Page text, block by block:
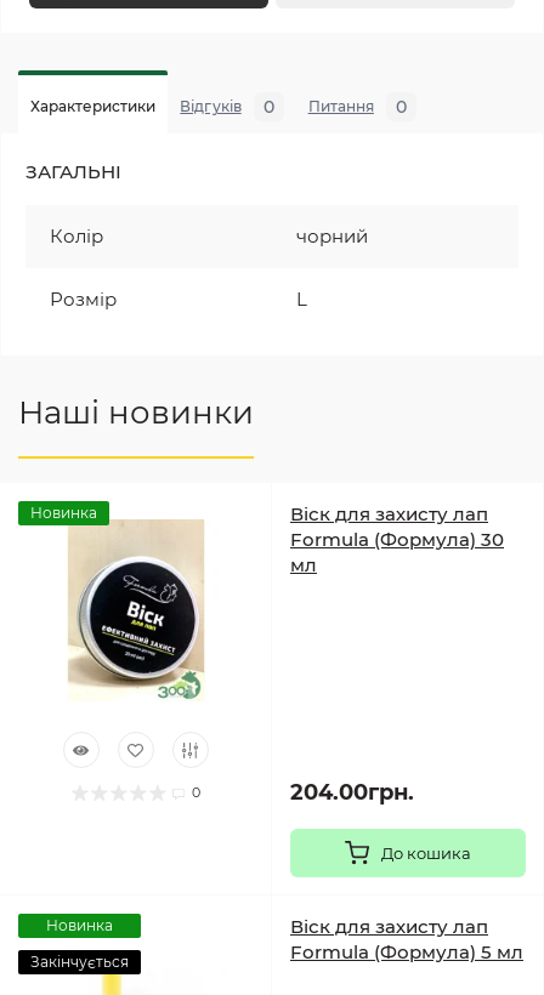
Характеристики Відгуків 0 Питання 0
ЗАГАЛЬНІ
Колір чорний
Розмір L
Наші новинки
Новинка
0
Віск для захисту лап
Formula (Формула) 30
мл
204.00грн.
До кошика
Новинка
Закінчується
Віск для захисту лап
Formula (Формула) 5 мл